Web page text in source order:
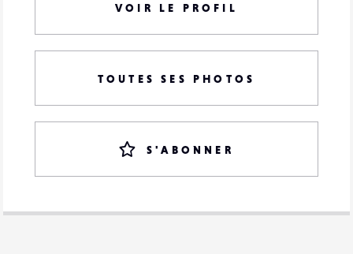
VOIR LE PROFIL
TOUTES SES PHOTOS
S'ABONNER